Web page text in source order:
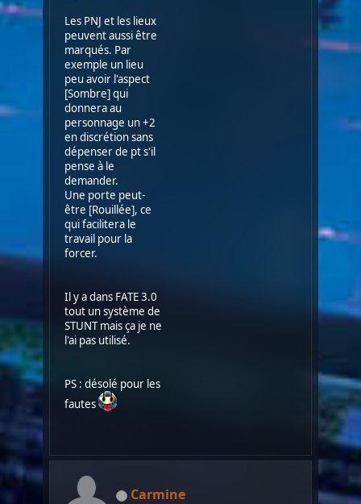
Les PNJ et les lieux
peuvent aussi être
marqués. Par
exemple un lieu
peu avoir l'aspect
[Sombre] qui
donnera au
personnage un +2
en discrétion sans
dépenser de pt s'il
pense à le
demander.
Une porte peut-
être [Rouillée], ce
qui facilitera le
travail pour la
forcer.
Il y a dans FATE 3.0
tout un système de
STUNT mais ça je ne
l'ai pas utilisé.
PS : désolé pour les
fautes
Carmine